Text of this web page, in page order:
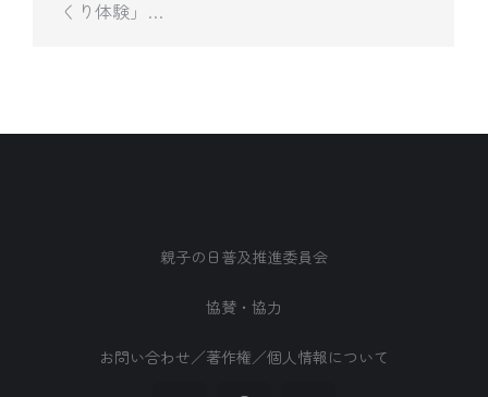
くり体験」…
親子の日普及推進委員会
協賛・協力
お問い合わせ／著作権／個人情報について